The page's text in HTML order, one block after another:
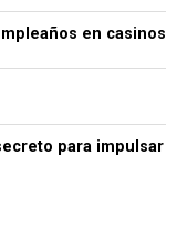
en casinos
para impulsar